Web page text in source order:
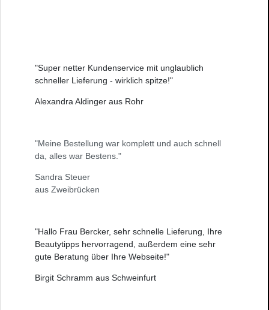
"Super netter Kundenservice mit unglaublich
schneller Lieferung - wirklich spitze!"
Alexandra Aldinger aus Rohr
"Meine Bestellung war komplett und auch schnell
da, alles war Bestens."
Sandra Steuer
aus Zweibrücken
"Hallo Frau Bercker, sehr schnelle Lieferung, Ihre
Beautytipps hervorragend, außerdem eine sehr
gute Beratung über Ihre Webseite!"
Birgit Schramm aus Schweinfurt